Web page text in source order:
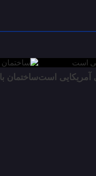
آمریکایی استساختمان